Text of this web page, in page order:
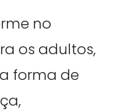
no
os adultos,
forma de